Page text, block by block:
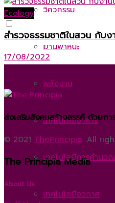
วิศวกรรม
ยานพาหนะ
พลังงาน
เทคโนโลยีอาหาร
เทคโนโลยีการคำนว
เทคโนโลยีอวกาศ
Ecology
สำรวจธรรมชาติในสวน กับ
17/08/2022
ส่งเสริมสังคมสร้างสรรค์ ด้วยก
© 2021 ThePrincipia. All
The Principia Media
About Us